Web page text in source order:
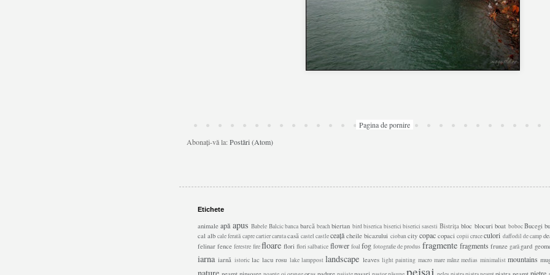
Pagina de pornire
Abonați-vă la:Postări (Atom)
Etichete
animale apă apus Babele Balcicbanca barcă beachbiertan birdbiserica biserici biserici sasesti Bistrița bloc blocuri boat bobocBucegi
cal alb cale ferată caprecartiercarutacasă castel castleceață cheile bicazului ciobancity copac copaci copii cruceculori daffodil de camp
felinar fence ferestre firefloare flori flori salbatice flower foal fog fotografie de produs fragmente fragments frunze garăgard
iarna iarnă istoric lac lacu rosu lake lamppost landscape leaves light painting macro mare mânz medias minimalist mountains
peisaj